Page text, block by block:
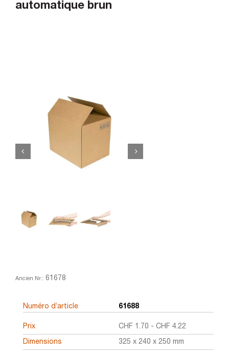
automatique brun
Ancien Nr.: 61678
Numéro d’article 61688
Prix CHF 1.70 - CHF 4.22
Dimensions 325 x 240 x 250 mm